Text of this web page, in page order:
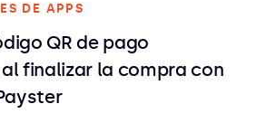
DE APPS
QR de pago
finalizar la compra con